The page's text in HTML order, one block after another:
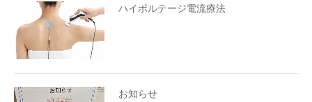
ハイボルテージ電流療法
お知らせ